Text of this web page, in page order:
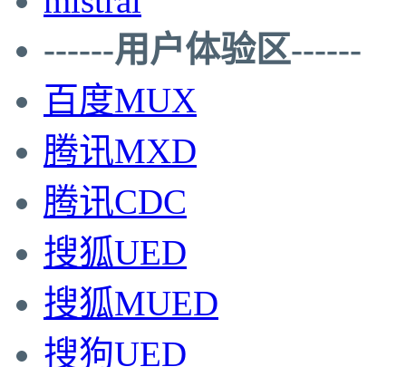
------用户体验区------
百度MUX
腾讯MXD
腾讯CDC
搜狐UED
搜狐MUED
搜狗UED